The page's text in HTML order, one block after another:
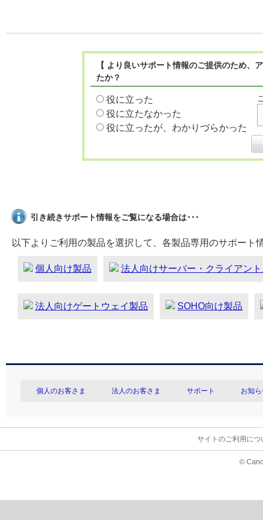
【 より良いサポート情報のご提供のため
たか？
役に立った
役に立たなかった
役に立ったが、わかりづらかった
引き続きサポート情報をご覧になる場合は･･･
以下よりご利用の製品を選択して、各製品専用のサポート
個人向け製品 法人向けサーバー・クライアン
法人向けゲートウェイ製品 SOHO向け製品
個人のお客さま 法人のお客さま サポート お知
サイトのご利用につ
©